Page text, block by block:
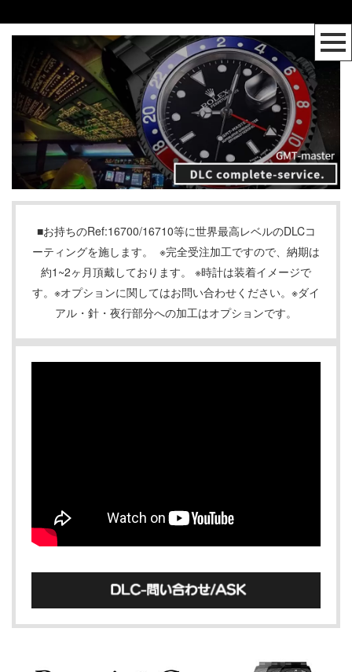
■お持ちのRef:16700/16710等に世界最高レベルのDLCコ
ーティングを施します。 ※完全受注加工ですので、納期は
約1~2ヶ月頂戴しております。 ※時計は装着イメージで
す。※オプションに関してはお問い合わせください。※ダイ
アル・針・夜行部分への加工はオプションです。